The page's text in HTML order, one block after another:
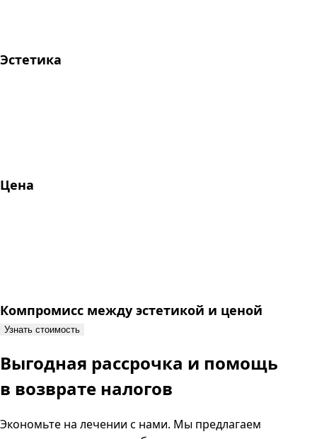
Эстетика
Цена
Компромисс между эстетикой и ценой
Узнать стоимость
Выгодная рассрочка и помощь
в возврате налогов
Экономьте на лечении с нами. Мы предлагаем